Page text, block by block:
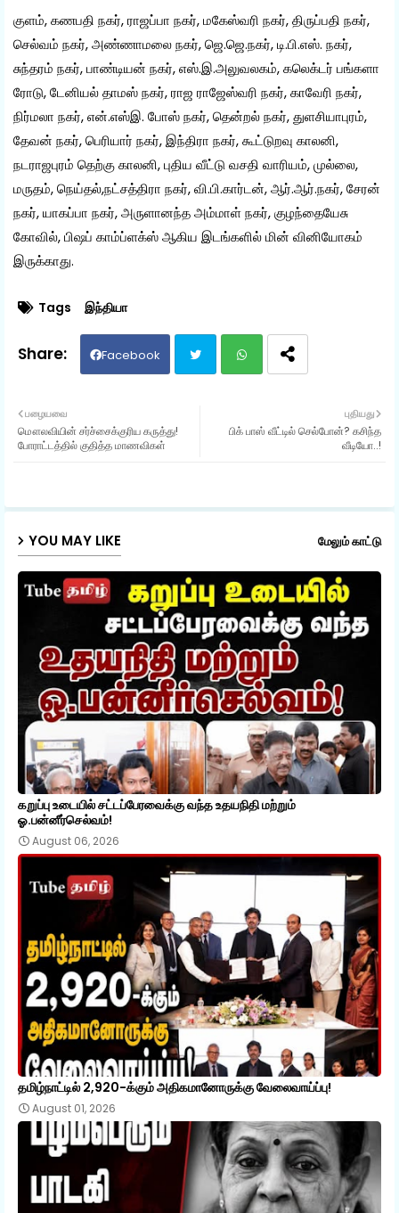
குளம், கணபதி நகர், ராஜப்பா நகர், மகேஸ்வரி நகர், திருப்பதி நகர்,
செல்வம் நகர், அண்ணாமலை நகர், ஜெ.ஜெ.நகர், டி.பி.எஸ். நகர்,
சுந்தரம் நகர், பாண்டியன் நகர், எஸ்.இ.அலுவலகம், கலெக்டர் பங்களா
ரோடு, டேனியல் தாமஸ் நகர், ராஜ ராஜேஸ்வரி நகர், காவேரி நகர்,
நிர்மலா நகர், என்.எஸ்இ. போஸ் நகர், தென்றல் நகர், துளசியாபுரம்,
தேவன் நகர், பெரியார் நகர், இந்திரா நகர், கூட்டுறவு காலனி,
நடராஜபுரம் தெற்கு காலனி, புதிய வீட்டு வசதி வாரியம், முல்லை,
மருதம், நெய்தல்,நட்சத்திரா நகர், வி.பி.கார்டன், ஆர்.ஆர்.நகர், சேரன்
நகர், யாகப்பா நகர், அருளானந்த அம்மாள் நகர், குழந்தையேசு
கோவில், பிஷப் காம்ப்ளக்ஸ் ஆகிய இடங்களில் மின் வினியோகம்
இருக்காது.
Tags இந்தியா
Facebook
ats
p
புதியது
பிக் பாஸ் வீட்டில் செல்போன்? கசிந்த
வீடியோ..!
பழையவை
மௌலவியின் சர்ச்சைக்குரிய கருத்து!
போராட்டத்தில் குதித்த மாணவிகள்
YOU MAY LIKE மேலும் காட்டு
கறுப்பு உடையில் சட்டப்பேரவைக்கு வந்த உதயநிதி மற்றும்
ஓ.பன்னீர்செல்வம்!
August 06, 2026
தமிழ்நாட்டில் 2,920-க்கும் அதிகமானோருக்கு வேலைவாய்ப்பு!
August 01, 2026